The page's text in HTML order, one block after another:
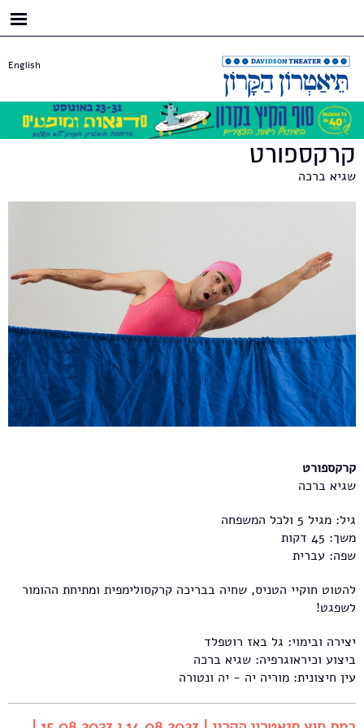
English
קרקספורט
שגיא ברכה
קרקספורט
שגיא ברכה
גיל: מגיל 5 ולכל המשפחה
משך: 45 דקות
שפה: עברית
להטוט חוקיי הטניס, שחיה בבריכה קרקסולימפית ומתיחת ההומור
לשפגט!
יצירה ובימוי: גל באז רוטפלד
ביצוע וכיראוגרפיה: שגיא ברכה
עין חיצונית: מוריה יה - יה ונטורה